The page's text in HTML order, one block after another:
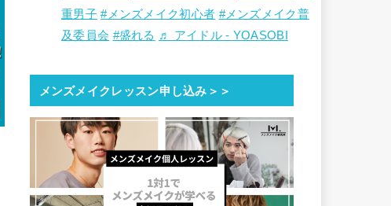
重男子 #メンズメイク初心者 #メンズメイク普
及委員会 #盛れる ♬ アイドル - YOASOBI
メンズメイクレッスン申し込み＞＞